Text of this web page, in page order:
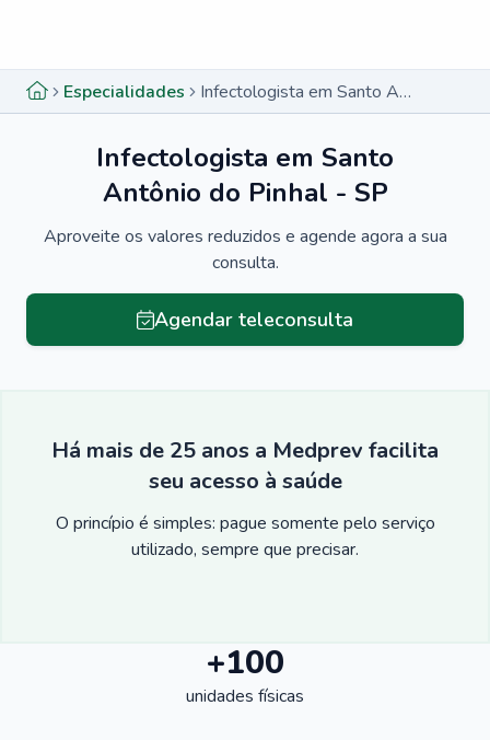
Especialidades Infectologista em Santo Antônio do Pinhal - SP
Infectologista em Santo
Antônio do Pinhal - SP
Aproveite os valores reduzidos e agende agora a sua
consulta.
Agendar teleconsulta
Há mais de 25 anos a Medprev facilita
seu acesso à saúde
O princípio é simples: pague somente pelo serviço
utilizado, sempre que precisar.
+100
unidades físicas